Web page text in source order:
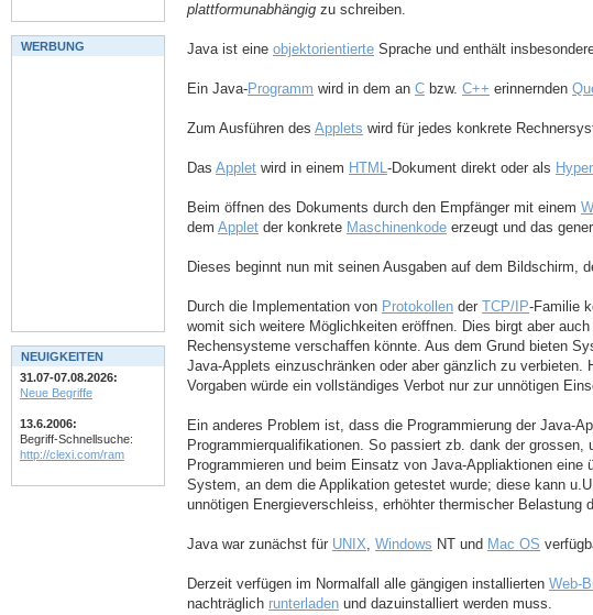
plattformunabhängig zu schreiben.
Java ist eine objektorientierte Sprache und enthält
Ein Java-Programm wird in dem an C bzw. C++ erinnernden
Zum Ausführen des Applets wird für jedes konkrete
Das Applet wird in einem HTML-Dokument direkt oder als
Beim öffnen des Dokuments durch den Empfänger mit einem
dem Applet der konkrete Maschinenkode erzeugt und das
Dieses beginnt nun mit seinen Ausgaben auf dem Bildschirm,
Durch die Implementation von Protokollen der TCP/IP-Familie
womit sich weitere Möglichkeiten eröffnen. Dies birgt aber
Rechensysteme verschaffen könnte. Aus dem Grund bieten
Java-Applets einzuschränken oder aber gänzlich zu
Vorgaben würde ein vollständiges Verbot nur zur unnötigen
Ein anderes Problem ist, dass die Programmierung der Java-
Programmierqualifikationen. So passiert zb. dank der
Programmieren und beim Einsatz von Java-Appliaktionen
System, an dem die Applikation getestet wurde; diese kann
unnötigen Energieverschleiss, erhöhter thermischer
Java war zunächst für UNIX, Windows NT und Mac OS
Derzeit verfügen im Normalfall alle gängigen installierten Web-
nachträglich runterladen und dazuinstalliert werden muss.
WERBUNG
NEUIGKEITEN
31.07-07.08.2026:
Neue Begriffe
13.6.2006:
Begriff-Schnellsuche:
http://clexi.com/ram